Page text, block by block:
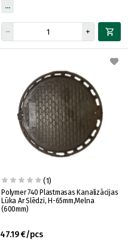
(1)
Polymer 740 Plastmasas Kanalizācijas
Lūka Ar Slēdzi, H-65mm,Melna
(600mm)
47.19 €/pcs